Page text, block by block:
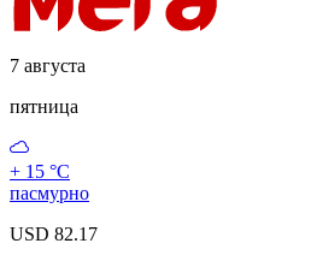
7 августа
пятница
+ 15 °С
пасмурно
USD 82.17